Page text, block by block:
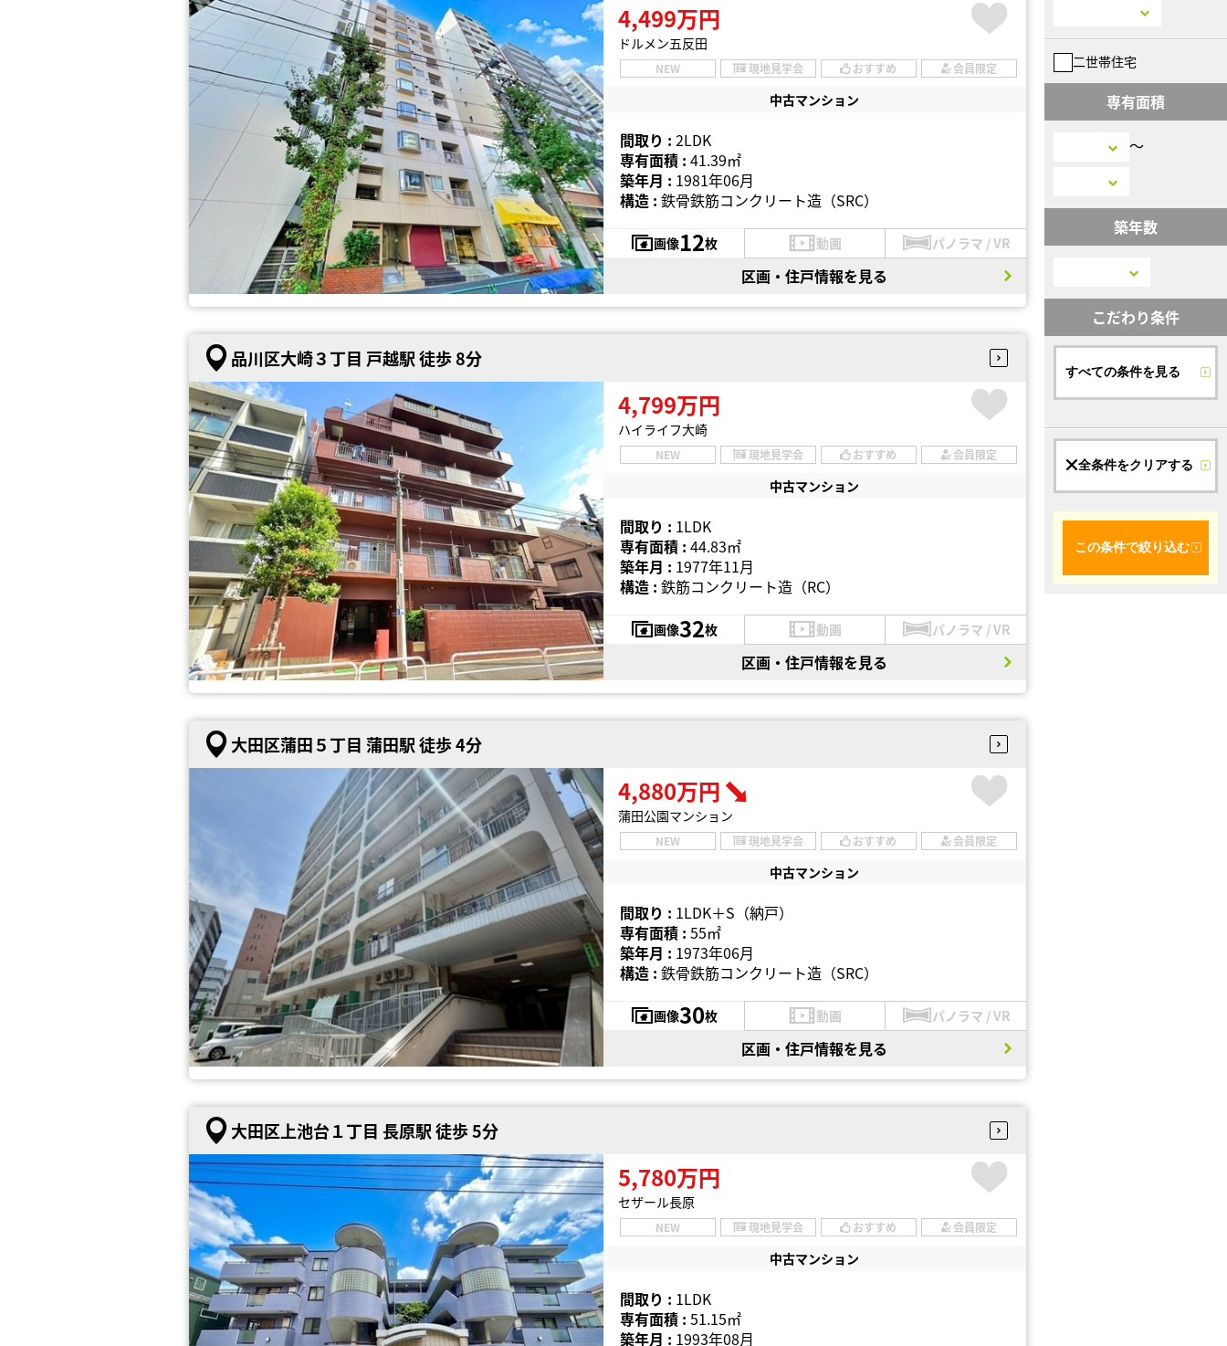
4,499万円
ドルメン五反田
NEW 現地見学会 おすすめ 会員限定
中古マンション
間取り : 2LDK
専有面積 : 41.39㎡
築年月 : 1981年06月
構造 : 鉄骨鉄筋コンクリート造（SRC）
画像12枚 動画 パノラマ / VR
区画・住戸情報を見る
品川区大崎３丁目 戸越駅 徒歩 8分
4,799万円
ハイライフ大崎
NEW 現地見学会 おすすめ 会員限定
中古マンション
間取り : 1LDK
専有面積 : 44.83㎡
築年月 : 1977年11月
構造 : 鉄筋コンクリート造（RC）
画像32枚 動画 パノラマ / VR
区画・住戸情報を見る
大田区蒲田５丁目 蒲田駅 徒歩 4分
4,880万円
蒲田公園マンション
NEW 現地見学会 おすすめ 会員限定
中古マンション
間取り : 1LDK＋S（納戸）
専有面積 : 55㎡
築年月 : 1973年06月
構造 : 鉄骨鉄筋コンクリート造（SRC）
画像30枚 動画 パノラマ / VR
区画・住戸情報を見る
大田区上池台１丁目 長原駅 徒歩 5分
5,780万円
セザール長原
NEW 現地見学会 おすすめ 会員限定
中古マンション
間取り : 1LDK
専有面積 : 51.15㎡
築年月 : 1993年08月
二世帯住宅
専有面積
〜
築年数
こだわり条件
すべての条件を見る
全条件をクリアする
この条件で絞り込む